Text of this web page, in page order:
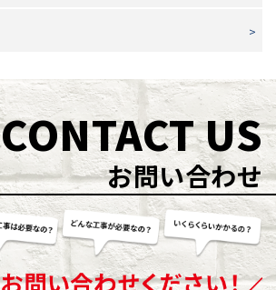
>
CONTACT US
お問い合わせ